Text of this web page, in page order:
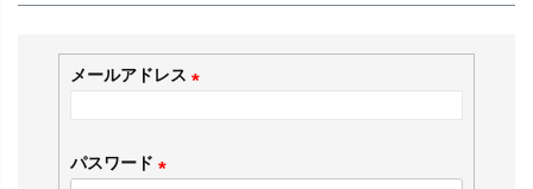
メールアドレス
須
パスワード